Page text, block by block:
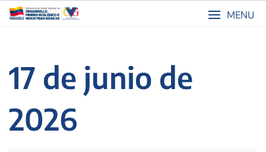
Skip
MENU
17 de junio de
2026